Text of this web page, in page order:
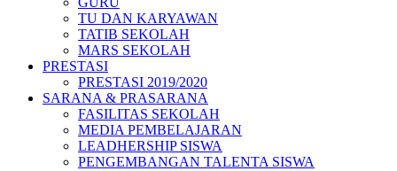
TU DAN KARYAWAN
TATIB SEKOLAH
MARS SEKOLAH
PRESTASI
PRESTASI 2019/2020
SARANA & PRASARANA
FASILITAS SEKOLAH
MEDIA PEMBELAJARAN
LEADHERSHIP SISWA
PENGEMBANGAN TALENTA SISWA